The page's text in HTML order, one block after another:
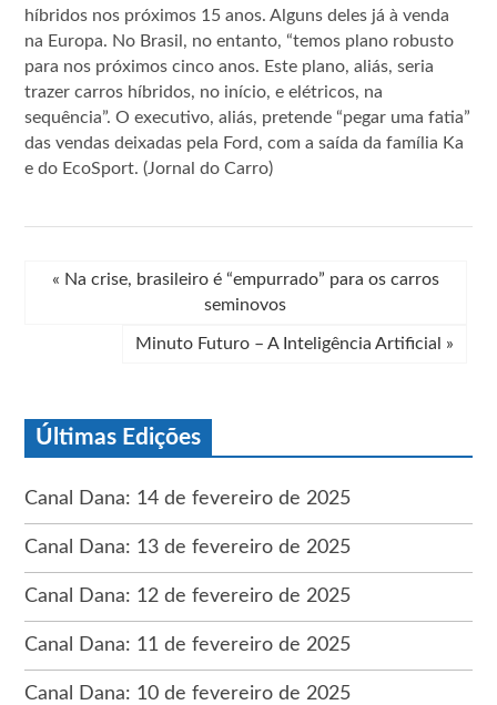
híbridos nos próximos 15 anos. Alguns deles já à venda
na Europa. No Brasil, no entanto, “temos plano robusto
para nos próximos cinco anos. Este plano, aliás, seria
trazer carros híbridos, no início, e elétricos, na
sequência”. O executivo, aliás, pretende “pegar uma fatia”
das vendas deixadas pela Ford, com a saída da família Ka
e do EcoSport. (Jornal do Carro)
« Na crise, brasileiro é “empurrado” para os carros
seminovos
Minuto Futuro – A Inteligência Artificial »
Últimas Edições
Canal Dana: 14 de fevereiro de 2025
Canal Dana: 13 de fevereiro de 2025
Canal Dana: 12 de fevereiro de 2025
Canal Dana: 11 de fevereiro de 2025
Canal Dana: 10 de fevereiro de 2025